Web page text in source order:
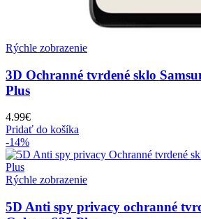
Rýchle zobrazenie
3D Ochranné tvrdené sklo
Plus
4.99€
Pridať do košíka
-14%
Rýchle zobrazenie
5D Anti spy privacy ochranné